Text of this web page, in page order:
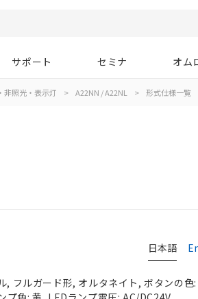
サポート セミナ オム
照光・表示灯 > A22NN / A22NL > 形式仕様一覧
日本語
フルガード形, オルタネイト, ボタンの色